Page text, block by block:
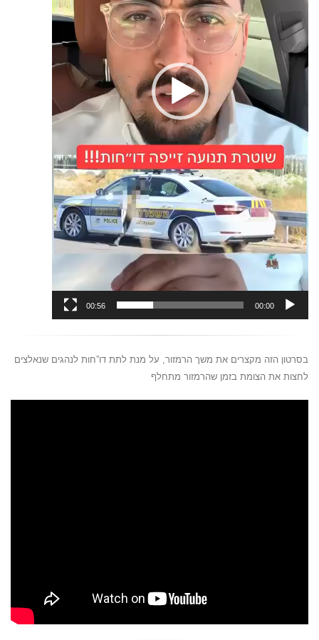
00:00
00:56
בסרטון הזה מקצרים את משך הרמזור, על מנת לתת דו”חות לנהגים שנאלצים
לחצות את הצומת בזמן שהרמזור מתחלף